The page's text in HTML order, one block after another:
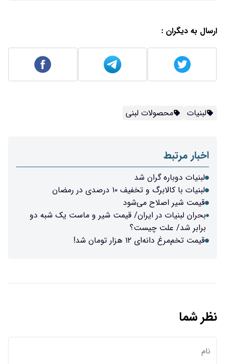
ارسال به دیگران :
لبنیات محصولات لبنی
اخبار مرتبط
لبنیات دوباره گران شد
لبنیات با کالابرگ و تخفیف ۱۰ درصدی در رمضان
قیمت شیر اصلاح می‌شود
بحران لبنیات در ایران/ قیمت شیر و ماست یک شبه دو
برابر شد/ علت چیست؟
قیمت تخم‌مرغ دانه‌ای ۱۲ هزار تومان شد!
نظر شما